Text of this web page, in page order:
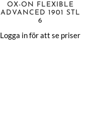
OX-ON FLEXIBLE
ADVANCED 1901 STL
6
Logga in för att se priser